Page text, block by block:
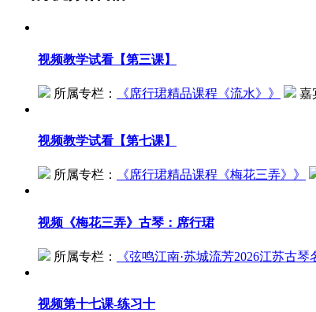
视频教学试看【第三课】
所属专栏： 《席行珺精品课程《流水》 》 嘉
视频教学试看【第七课】
所属专栏： 《席行珺精品课程《梅花三弄》 》
视频 《梅花三弄》古琴：席行珺
所属专栏： 《弦鸣江南·苏城流芳2026江苏古琴
视频第十七课-练习十